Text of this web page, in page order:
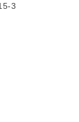
3